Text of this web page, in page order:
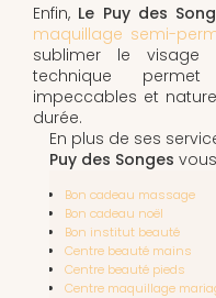
Enfin, Le Puy des
maquillage semi-
sublimer le visage
technique
impeccables et
durée.
En plus de ses
Puy des Songes
Bon cadeau massage
Bon cadeau noël
Bon institut beauté
Centre beauté mains
Centre beauté pieds
Centre maquillage